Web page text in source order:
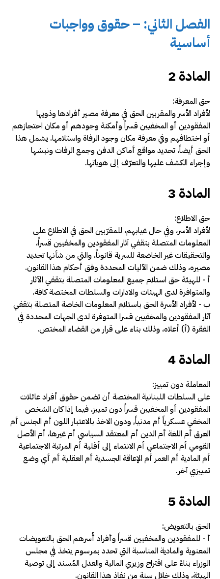
الفصل الثاني: – حقوق وواجبات
أساسية
المادة 2
حق المعرفة:
لأفراد الأسر والمقربين الحق في معرفة مصير أفرادها وذويها
المفقودين أو المخفيين قسراً وأمكنة وجودهم أو مكان احتجازهم
أو اختطافهم وفي معرفة مكان وجود الرفاة واستلامها. يشمل هذا
الحق أيضاً، تحديد مواقع أماكن الدفن وجمع الرفات ونبشها
وإجراء الكشف عليها والتعرّف إلى هوياتها.
المادة 3
حق الاطلاع:
لأفراد الأسر، وفي حال غيابهم، للمقرّبين الحق في الاطلاع على
المعلومات المتصلة بتقفي آثار المفقودين والمخفيين قسراً،
والتحقيقات غير الخاضعة للسرية قانوناً، والتي من شأنها تحديد
مصيره، وذلك ضمن الآليات المحددة وفق أحكام هذا القانون.
أ -­ للهيئة حق استلام جميع المعلومات المتصلة بتقفي الآثار
والمتوافرة لدى الهيئات والادارات والسلطات المختصة كافة.
ب -­ لأفراد الأسرة الحق باستلام المعلومات الخاصة المتصلة بتقفي
آثار المفقودين والمخفيين قسرا المتوفرة لدى الجهات المحددة في
الفقرة (أ) أعلاه، وذلك بناء على قرار من القضاء المختص.
المادة 4
المعاملة دون تمييز:
على السلطات اللبنانية المختصة أن تضمن حقوق أفراد عائلات
المفقودين أو المخفيين قسراً دون تمييز، فيما إذا كان الشخص
المخفي عسكرياً أم مدنياً, ودون الاخذ بالاعتبار اللون أم الجنس أم
العرق أم اللغة أم الدين أم المعتقد السياسي أم غيرها، أم الأصل
القومي أم الاجتماعي أم الانتماء إلى أقلية أم المرتبة الاجتماعية
أم المادية أم العمر أم الإعاقة الجسدية أم العقلية أم أي وضع
تمييزي آخر.
المادة 5
الحق بالتعويض:
أ -­ للمفقودين والمخفيين قسراً وأفراد أُسرهم الحق بالتعويضات
المعنوية والمادية المناسبة التي تحدد بمرسوم يتخذ في مجلس
الوزراء بناءً على اقتراح وزيري المالية والعدل المُسند إلى توصية
الهيئة، وذلك خلال سنة من نفاذ هذا القانون.